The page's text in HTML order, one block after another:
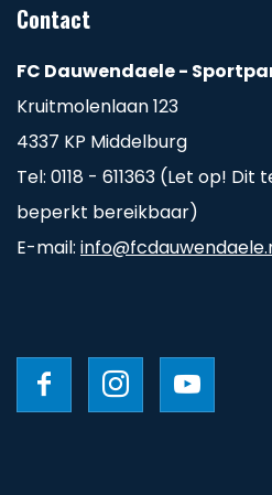
Contact
FC Dauwendaele -
Kruitmolenlaan 123
4337 KP Middelburg
Tel: 0118 - 611363 (Let op!
beperkt bereikbaar)
E-mail: